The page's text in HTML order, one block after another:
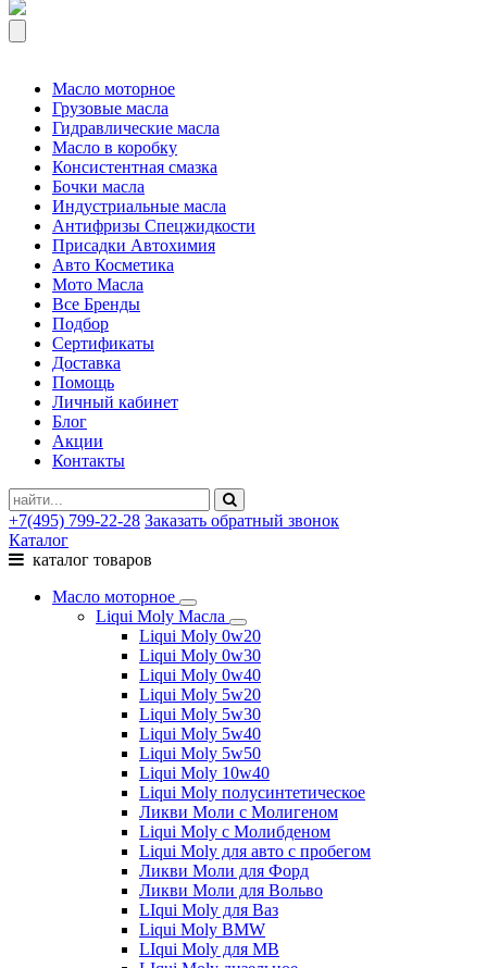
Масло моторное
Грузовые масла
Гидравлические масла
Масло в коробку
Консистентная смазка
Бочки масла
Индустриальные масла
Антифризы Спецжидкости
Присадки Автохимия
Авто Косметика
Мото Масла
Все Бренды
Подбор
Сертификаты
Доставка
Помощь
Личный кабинет
Блог
Акции
Контакты
+7(495) 799-22-28 Заказать обратный звонок
Каталог
каталог товаров
Масло моторное
Liqui Moly Масла
Liqui Moly 0w20
Liqui Moly 0w30
Liqui Moly 0w40
Liqui Moly 5w20
Liqui Moly 5w30
Liqui Moly 5w40
Liqui Moly 5w50
Liqui Moly 10w40
Liqui Moly полусинтетическое
Ликви Моли с Молигеном
Liqui Moly с Молибденом
Liqui Moly для авто с пробегом
Ликви Моли для Форд
Ликви Моли для Вольво
LIqui Moly для Ваз
Liqui Moly BMW
LIqui Moly для MB